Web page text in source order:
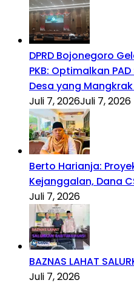
DPRD Bojonegoro
PKB: Optimalkan
Desa yang
Juli 7, 2026Juli 7, 2026
Berto Harianja:
Kejanggalan, Dana
Juli 7, 2026
BAZNAS LAHAT
Juli 7, 2026